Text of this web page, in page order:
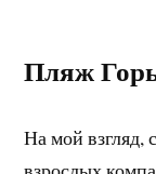
Пляж
На мой взгляд,